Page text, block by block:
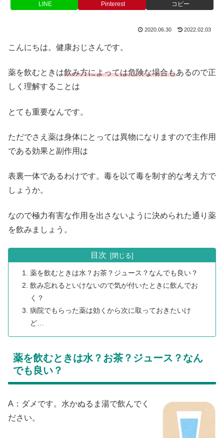
LINE Pinterest コピー
2020.06.30 2022.02.03
こんにちは。健康おじさんです。
薬を飲むときは飲み方によっては危険な場合もあるので正
しく理解することは
とても重要なんです。
ただでさえ薬は身体にとっては異物になりますので主作用
である効果と副作用は
表裏一体であるわけです。毒を以て毒を制す的な考え方で
しょうか。
なので極力有害な作用を出さないように決められた通り薬
を飲みましょう。
目次
薬を飲むときは水？お茶？ジュース？なんでも良い？
飲み忘れるといけないので気が付いたときに飲んでお
く？
病院でもらった薬は効くから次に取っておきたいけ
ど…
薬を飲むときは水？お茶？ジュース？なん
でも良い？
A：ダメです。水かぬるま湯で飲んでく
ださい。